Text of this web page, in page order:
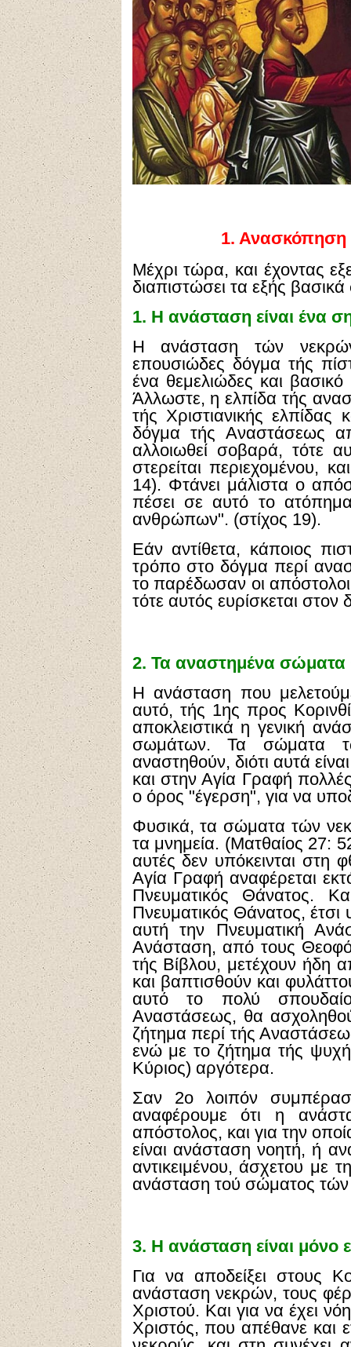
1. Ανασκόπηση
Μέχρι τώρα, και έχοντας
διαπιστώσει τα εξής βασικά
1. Η ανάσταση είναι ένα
Η ανάσταση τών
επουσιώδες δόγμα τής
ένα θεμελιώδες και
Άλλωστε, η ελπίδα τής
τής Χριστιανικής
δόγμα τής Αναστάσεως
αλλοιωθεί σοβαρά, τότε
στερείται περιεχομένου,
14). Φτάνει μάλιστα ο
πέσει σε αυτό το
ανθρώπων". (στίχος 19).
Εάν αντίθετα, κάποιος
τρόπο στο δόγμα περί
το παρέδωσαν οι
τότε αυτός ευρίσκεται
2. Τα αναστημένα σώματα
Η ανάσταση που
αυτό, τής 1ης προς
αποκλειστικά η γενική
σωμάτων. Τα σώματα
αναστηθούν, διότι αυτά
και στην Αγία Γραφή
ο όρος "έγερση", για να
Φυσικά, τα σώματα τών
τα μνημεία. (Ματθαίος 27:
αυτές δεν υπόκεινται στη
Αγία Γραφή αναφέρεται
Πνευματικός Θάνατος.
Πνευματικός Θάνατος,
αυτή την Πνευματική
Ανάσταση, από τους
τής Βίβλου, μετέχουν ήδη
και βαπτισθούν και
αυτό το πολύ
Αναστάσεως, θα
ζήτημα περί τής
ενώ με το ζήτημα τής
Κύριος) αργότερα.
Σαν 2ο λοιπόν
αναφέρουμε ότι η
απόστολος, και για την
είναι ανάσταση νοητή, ή
αντικειμένου, άσχετου με
ανάσταση τού σώματος
3. Η ανάσταση είναι μόνο
Για να αποδείξει στους
ανάσταση νεκρών, τους
Χριστού. Και για να έχει
Χριστός, που απέθανε και